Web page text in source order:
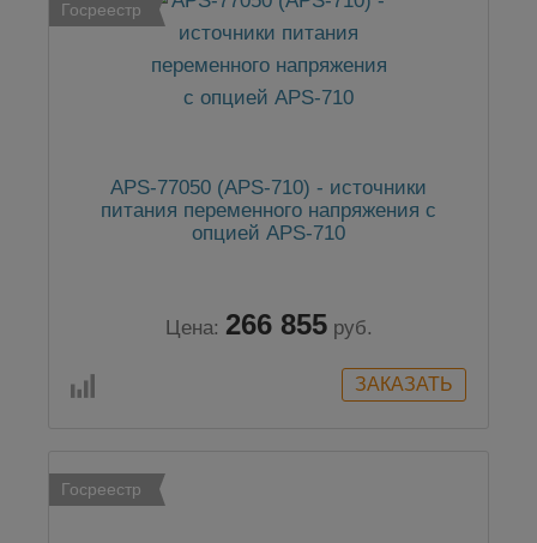
Госреестр
APS-77050 (APS-710) - источники
питания переменного напряжения с
опцией APS-710
Цена: 266 855 руб.
Госреестр